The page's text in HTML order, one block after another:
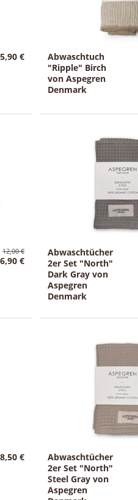
€
Abwaschtuch
"Ripple" Birch
von Aspegren
Denmark
12,00 €
6,90 €
Abwaschtücher
2er Set "North"
Dark Gray von
Aspegren
Denmark
8,50 €
Abwaschtücher
2er Set "North"
Steel Gray von
Aspegren